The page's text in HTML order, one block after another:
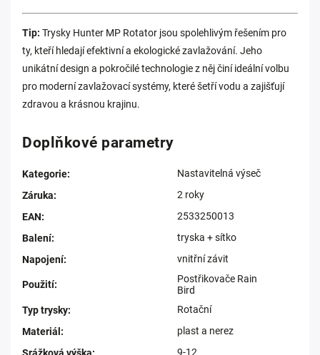
Tip: Trysky Hunter MP Rotator jsou spolehlivým řešením pro
ty, kteří hledají efektivní a ekologické zavlažování. Jeho
unikátní design a pokročilé technologie z něj činí ideální volbu
pro moderní zavlažovací systémy, které šetří vodu a zajišťují
zdravou a krásnou krajinu.
Doplňkové parametry
Kategorie:
Nastavitelná výseč
Záruka:
2 roky
EAN:
2533250013
Balení:
tryska + sítko
Napojení: vnitřní závit
Použití:
Postřikovače Rain
Bird
Typ trysky:
Rotační
Materiál :
plast a nerez
9-12